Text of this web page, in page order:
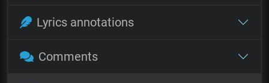
Lyrics annotations
Comments